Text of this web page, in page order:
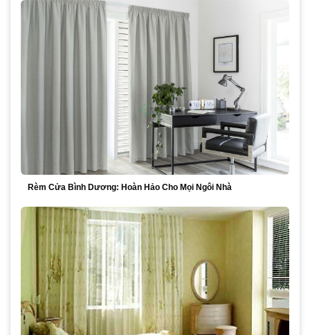
Rèm Cửa Bình Dương: Hoàn Hảo Cho Mọi Ngôi Nhà